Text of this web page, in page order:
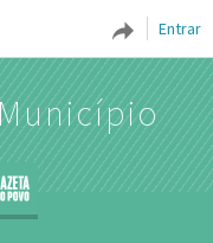
Entrar